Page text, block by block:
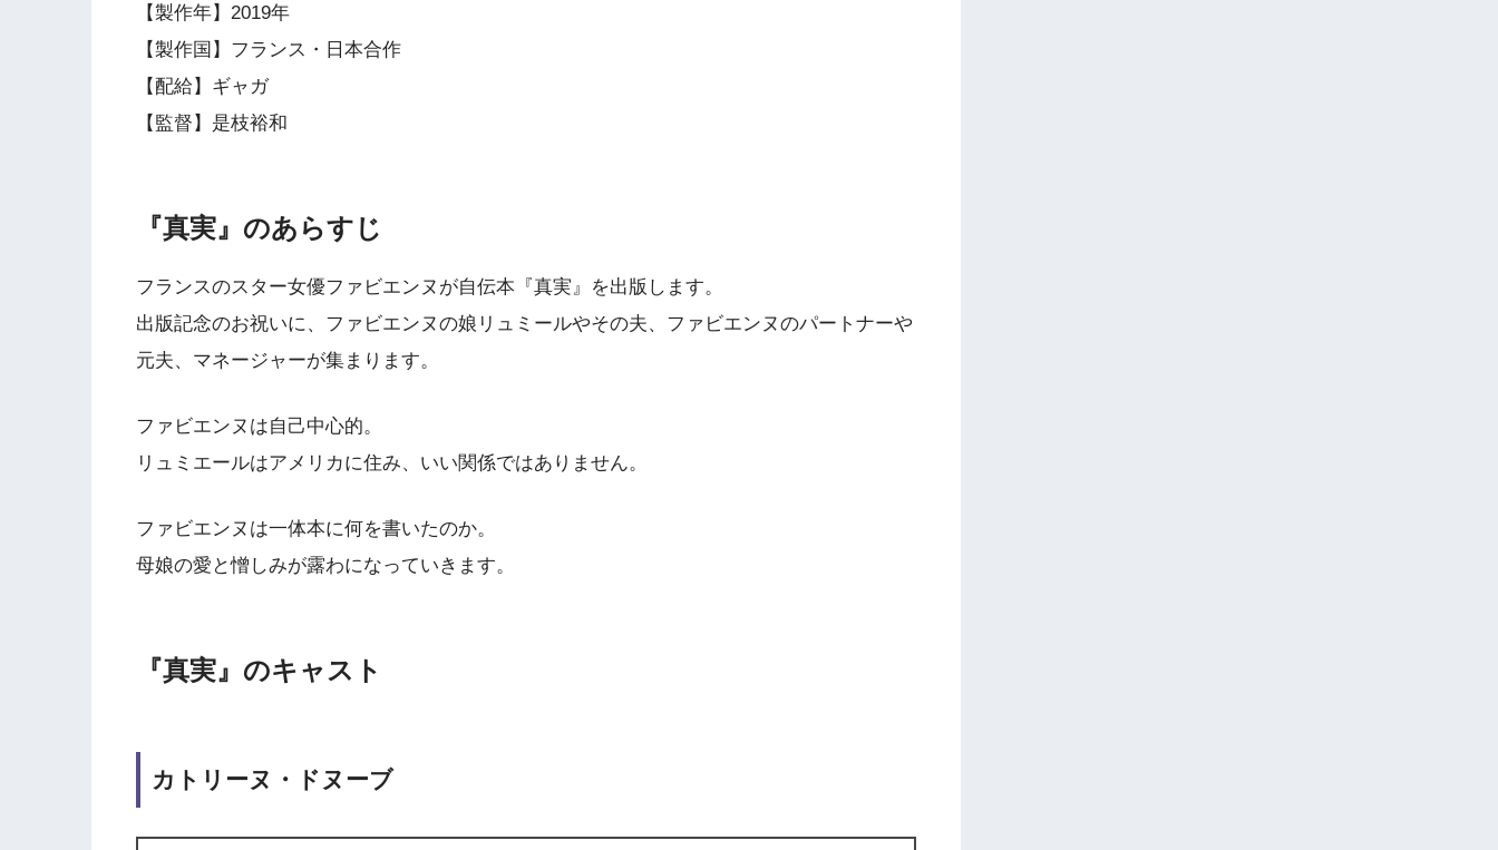
【製作年】2019年
【製作国】フランス・日本合作
【配給】ギャガ
【監督】是枝裕和
『真実』のあらすじ
フランスのスター女優ファビエンヌが自伝本『真実』を出版します。
出版記念のお祝いに、ファビエンヌの娘リュミールやその夫、ファビエンヌのパートナーや
元夫、マネージャーが集まります。
ファビエンヌは自己中心的。
リュミエールはアメリカに住み、いい関係ではありません。
ファビエンヌは一体本に何を書いたのか。
母娘の愛と憎しみが露わになっていきます。
『真実』のキャスト
カトリーヌ・ドヌーブ